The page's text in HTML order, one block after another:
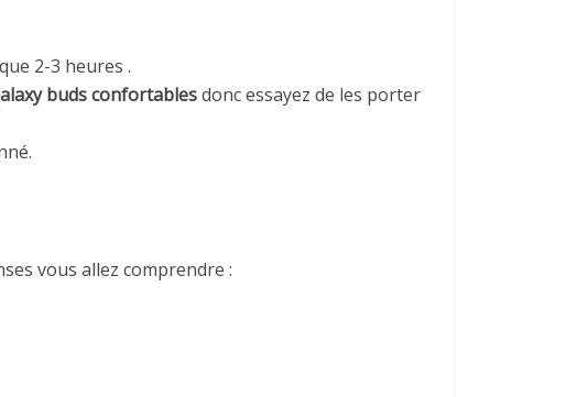
2-3 heures .
buds confortablesdonc essayez de les porter
vous allez comprendre :